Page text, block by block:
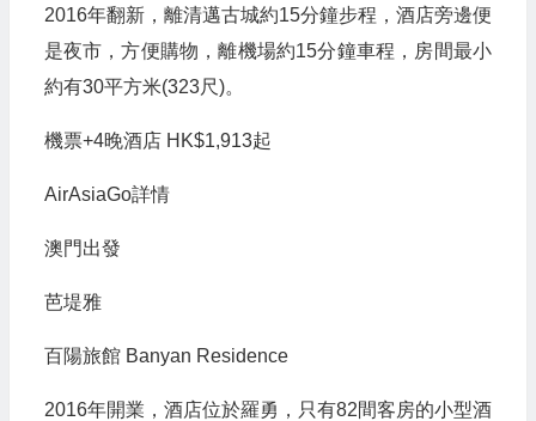
2016年翻新，離清邁古城約15分鐘步程，酒店旁邊便
是夜市，方便購物，離機場約15分鐘車程，房間最小
約有30平方米(323尺)。
機票+4晚酒店 HK$1,913起
AirAsiaGo詳情
澳門出發
芭堤雅
百陽旅館 Banyan Residence
2016年開業，酒店位於羅勇，只有82間客房的小型酒